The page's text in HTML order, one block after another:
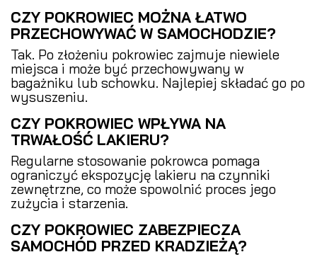
CZY POKROWIEC MOŻNA ŁATWO
PRZECHOWYWAĆ W SAMOCHODZIE?
Tak. Po złożeniu pokrowiec zajmuje niewiele
miejsca i może być przechowywany w
bagażniku lub schowku. Najlepiej składać go po
wysuszeniu.
CZY POKROWIEC WPŁYWA NA
TRWAŁOŚĆ LAKIERU?
Regularne stosowanie pokrowca pomaga
ograniczyć ekspozycję lakieru na czynniki
zewnętrzne, co może spowolnić proces jego
zużycia i starzenia.
CZY POKROWIEC ZABEZPIECZA
SAMOCHÓD PRZED KRADZIEŻĄ?